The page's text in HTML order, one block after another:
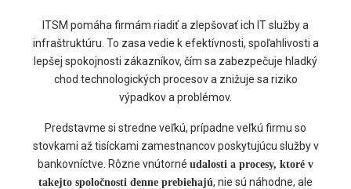
ITSM pomáha firmám riadiť a zlepšovať ich IT služby a
infraštruktúru. To zasa vedie k efektívnosti, spoľahlivosti a
lepšej spokojnosti zákazníkov, čím sa zabezpečuje hladký
chod technologických procesov a znižuje sa riziko
výpadkov a problémov.
Predstavme si stredne veľkú, prípadne veľkú firmu so
stovkami až tisíckami zamestnancov poskytujúcu služby v
bankovníctve. Rôzne vnútorné udalosti a procesy, ktoré v
takejto spoločnosti denne prebiehajú, nie sú náhodne, ale